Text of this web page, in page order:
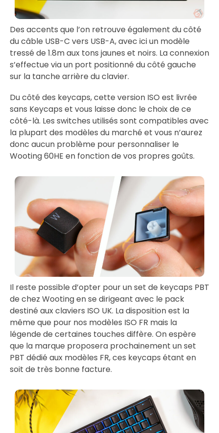
Des accents que l’on retrouve également du côté
du câble USB-C vers USB-A, avec ici un modèle
tressé de 1.8m aux tons jaunes et noirs. La connexion
s’effectue via un port positionné du côté gauche
sur la tanche arrière du clavier.
Du côté des keycaps, cette version ISO est livrée
sans Keycaps et vous laisse donc le choix de ce
côté-là. Les switches utilisés sont compatibles avec
la plupart des modèles du marché et vous n’aurez
donc aucun problème pour personnaliser le
Wooting 60HE en fonction de vos propres goûts.
Il reste possible d’opter pour un set de keycaps PBT
de chez Wooting en se dirigeant avec le pack
destiné aux claviers ISO UK. La disposition est la
même que pour nos modèles ISO FR mais la
légende de certaines touches diffère. On espère
que la marque proposera prochainement un set
PBT dédié aux modèles FR, ces keycaps étant en
soit de très bonne facture.